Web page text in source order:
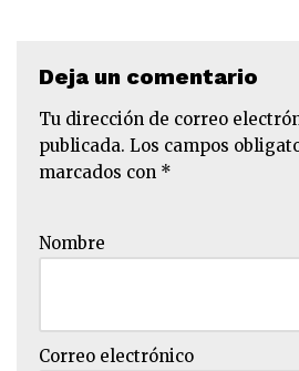
Deja un comentario
Tu dirección de correo
publicada. Los campos
marcados con *
Nombre
Correo electrónico